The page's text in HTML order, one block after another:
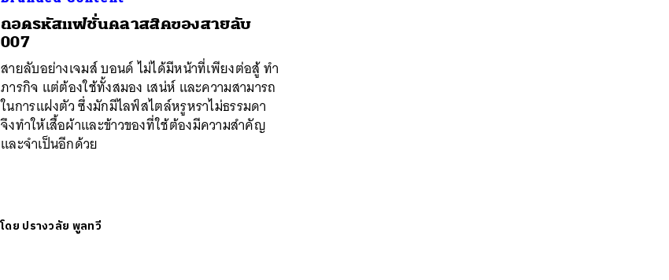
ถอดรหัสแฟชั่นคลาสสิคของสายลับ
007
สายลับอย่างเจมส์ บอนด์ ไม่ได้มีหน้าที่เพียงต่อสู้ ทำ
ภารกิจ แต่ต้องใช้ทั้งสมอง เสน่ห์ และความสามารถ
ในการแฝงตัว ซึ่งมักมีไลฟ์สไตล์หรูหราไม่ธรรมดา
จึงทำให้เสื้อผ้าและข้าวของที่ใช้ต้องมีความสำคัญ
และจำเป็นอีกด้วย
โดย ปรางวลัย พูลทวี
SHARE TWEET LINE EMAIL